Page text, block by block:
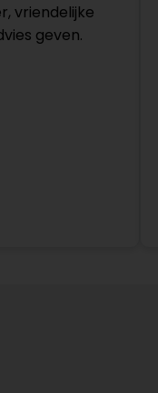
vriendelijke
geven.